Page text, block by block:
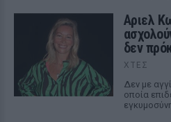
Αριελ
δεν
ΧΤΕΣ
Δεν με
οποία